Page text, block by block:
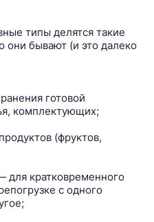
типы делятся такие
бывают (и это далеко
готовой
комплектующих;
(фруктов,
для кратковременного
с одного